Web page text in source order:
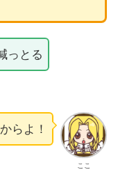
っとる
ここ
らよ！